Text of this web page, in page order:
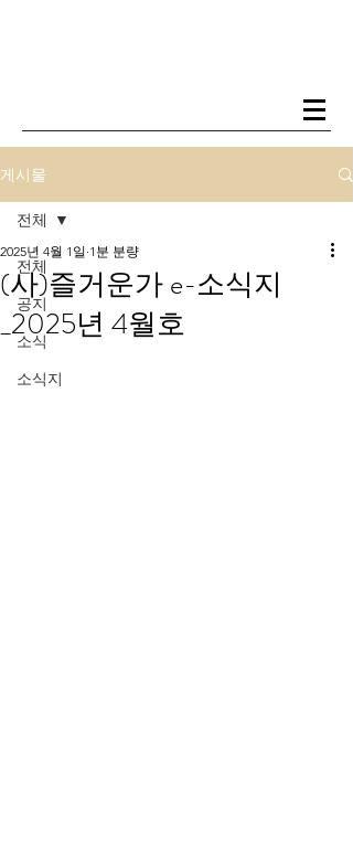
게시물
전체
공지
소식
소식지
전체
(사)즐거운가 e-소식지
_2025년 4월호
2025년 4월 1일 1분 분량